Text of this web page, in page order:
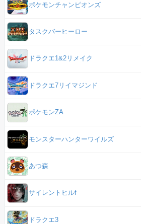
ポケモンチャンピオンズ
タスクバーヒーロー
ドラクエ1&2リメイク
ドラクエ7リイマジンド
ポケモンZA
モンスターハンターワイルズ
あつ森
サイレントヒルf
ドラクエ3